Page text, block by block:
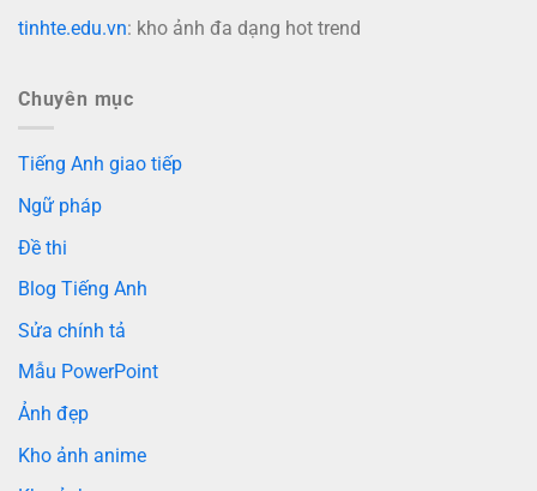
tinhte.edu.vn: kho ảnh đa dạng hot trend
Chuyên mục
Tiếng Anh giao tiếp
Ngữ pháp
Đề thi
Blog Tiếng Anh
Sửa chính tả
Mẫu PowerPoint
Ảnh đẹp
Kho ảnh anime